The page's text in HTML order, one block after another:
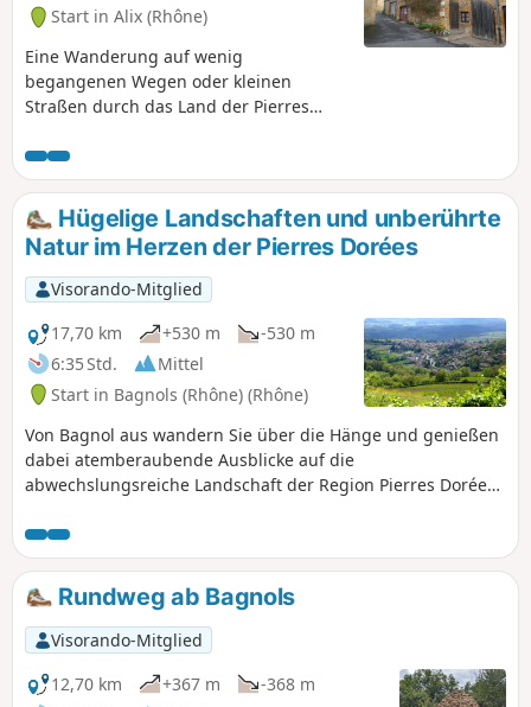
Start in Alix (Rhône)
Eine Wanderung auf wenig
begangenen Wegen oder kleinen
Straßen durch das Land der Pierres
Lyon. Zwischen Weinbergen und Wiesen
können Sie auf dieser Route
charakteristische Dörfer, Schlösser,
Waschhäuser, Missionskreuze und
vieles mehr entdecken. Eine ideale
Wanderung im Frühling, Herbst (mit
den farbenfrohen Weinbergen) und
Winter.
Hügelige Landschaften und unberührte
Natur im Herzen der Pierres Dorées
Visorando-Mitglied
17,70 km
+530 m
-530 m
6:35 Std.
Mittel
Start in Bagnols (Rhône) (Rhône)
Von Bagnol aus wandern Sie über die Hänge und genießen
dabei atemberaubende Ausblicke auf die
abwechslungsreiche Landschaft der Region Pierres Dorées.
Träume inmitten erholsamer Panoramen suchen. Der
Schwierigkeitsgrad wird angesichts der zahlreichen An-
und Abstiege als mittel bis leicht anspruchsvoll eingestuft.
Die Wegpunkte liegen relativ weit auseinander: Lesen Sie
den gesamten Absatz sorgfältig durch, bevor Sie
weitergehen. Achtung: Die Namen der Wegpunkte sind in
der Beschreibung nicht aufgeführt.
Rundweg ab Bagnols
Visorando-Mitglied
12,70 km
+367 m
-368 m